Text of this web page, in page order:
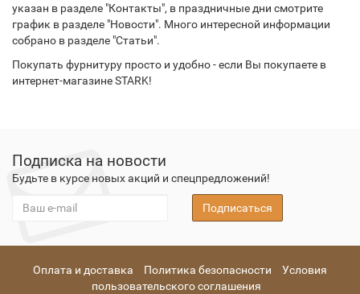
указан в разделе "Контакты", в праздничные дни смотрите
график в разделе "Новости". Много интересной информации
собрано в разделе "Статьи".
Покупать фурнитуру просто и удобно - если Вы покупаете в
интернет-магазине STARK!
Подписка на новости
Будьте в курсе новых акций и спецпредложений!
Подписаться
Оплата и доставка Политика безопасности
Условия
пользовательского соглашения